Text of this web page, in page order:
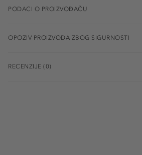
PODACI O PROIZVOĐAČU
OPOZIV PROIZVODA ZBOG SIGURNOSTI
RECENZIJE (0)